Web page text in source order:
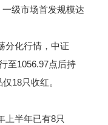
级市场首发规模达
分化行情，中证
至1056.97点后持
18只收红。
上半年已有8只